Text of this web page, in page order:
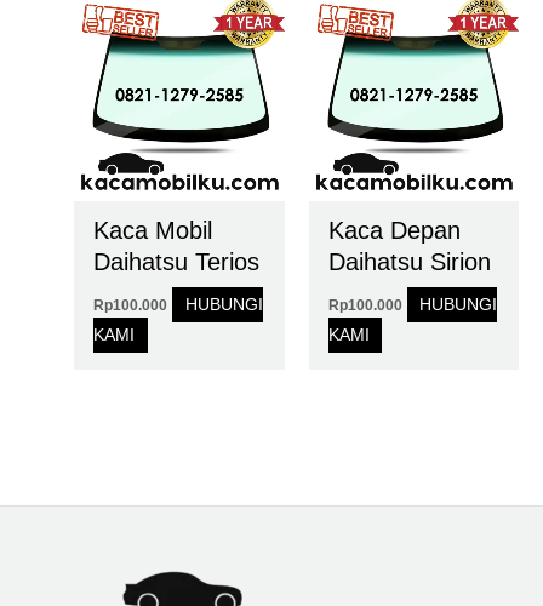
Kaca Mobil
Daihatsu Terios
Rp100.000
HUBUNGI
KAMI
Kaca Depan
Daihatsu Sirion
Rp100.000
HUBUNGI
KAMI